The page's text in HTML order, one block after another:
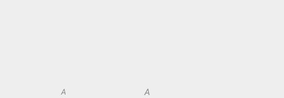
A A